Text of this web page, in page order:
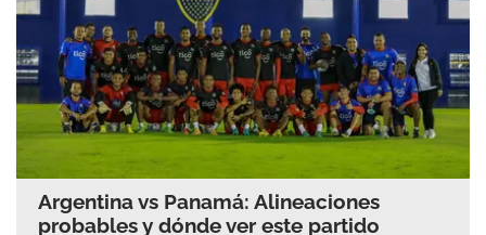
Argentina vs Panamá: Alineaciones
probables y dónde ver este partido